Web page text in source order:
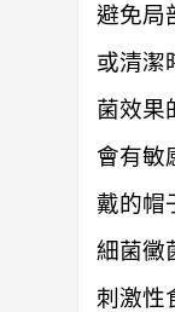
避免局
或清潔
菌效果
會有敏
戴的帽
細菌黴
刺激性